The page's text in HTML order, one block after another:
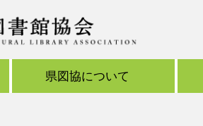
県図協について